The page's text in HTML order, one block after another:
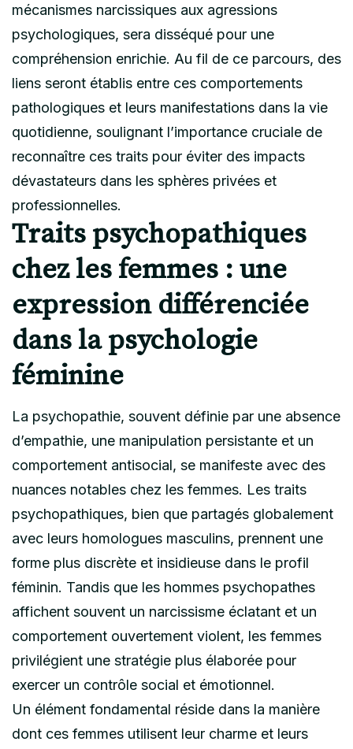
mécanismes narcissiques aux agressions
psychologiques, sera disséqué pour une
compréhension enrichie. Au fil de ce parcours, des
liens seront établis entre ces comportements
pathologiques et leurs manifestations dans la vie
quotidienne, soulignant l’importance cruciale de
reconnaître ces traits pour éviter des impacts
dévastateurs dans les sphères privées et
professionnelles.
Traits psychopathiques
chez les femmes : une
expression différenciée
dans la psychologie
féminine
La psychopathie, souvent définie par une absence
d’empathie, une manipulation persistante et un
comportement antisocial, se manifeste avec des
nuances notables chez les femmes. Les traits
psychopathiques, bien que partagés globalement
avec leurs homologues masculins, prennent une
forme plus discrète et insidieuse dans le profil
féminin. Tandis que les hommes psychopathes
affichent souvent un narcissisme éclatant et un
comportement ouvertement violent, les femmes
privilégient une stratégie plus élaborée pour
exercer un contrôle social et émotionnel.
Un élément fondamental réside dans la manière
dont ces femmes utilisent leur charme et leurs